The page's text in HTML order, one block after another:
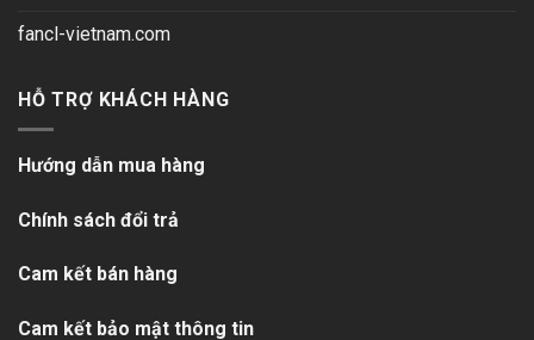
fancl-vietnam.com
HỖ TRỢ KHÁCH HÀNG
Hướng dẫn mua hàng
Chính sách đổi trả
Cam kết bán hàng
Cam kết bảo mật thông tin